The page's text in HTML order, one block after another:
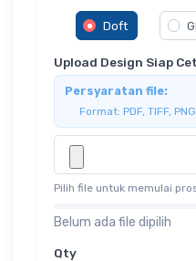
Doft
Upload Design Siap
Persyaratan file:
Format: PDF, TIFF,
Pilih file untuk memulai
Belum ada file dipilih
Qty